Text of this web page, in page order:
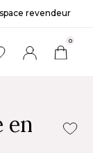
0
revendeur
en